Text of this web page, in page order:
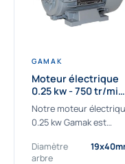
GAMAK
Moteur électrique
0.25 kw - 750 tr/min -
230/400V - IE3
Notre moteur
0.25 kw Gamak est
aux applications
Diamètre
arbre